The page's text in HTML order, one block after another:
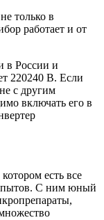
только в
работает и от
в России и
220240 В. Если
с другим
включать его в
есть все
С ним юный